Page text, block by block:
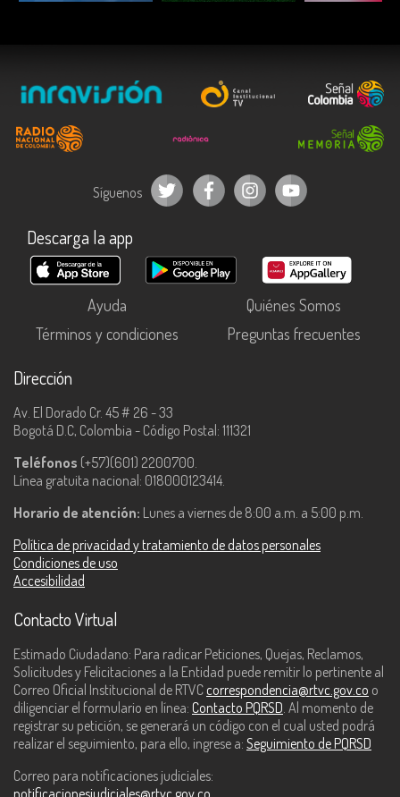
Síguenos
Descarga la app
Ayuda
Quiénes Somos
Términos y condiciones
Preguntas frecuentes
Dirección
Av. El Dorado Cr. 45 # 26 - 33
Bogotá D.C, Colombia - Código Postal: 111321
Teléfonos (+57)(601) 2200700.
Línea gratuita nacional: 018000123414.
Horario de atención: Lunes a viernes de 8:00 a.m. a 5:00 p.m.
Política de privacidad y tratamiento de datos personales
Condiciones de uso
Accesibilidad
Contacto Virtual
Estimado Ciudadano: Para radicar Peticiones, Quejas, Reclamos,
Solicitudes y Felicitaciones a la Entidad puede remitir lo pertinente al
Correo Oficial Institucional de RTVC correspondencia@rtvc.gov.co o
diligenciar el formulario en línea: Contacto PQRSD. Al momento de
registrar su petición, se generará un código con el cual usted podrá
realizar el seguimiento, para ello, ingrese a: Seguimiento de PQRSD
Correo para notificaciones judiciales: